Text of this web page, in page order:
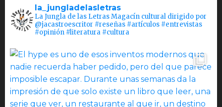
la_jungladelasletras
La Jungla de las Letras Magacín cultural dirigido por
@jacastroescritor #reseñas #artículos #entrevistas
#opinión #literatura #cultura